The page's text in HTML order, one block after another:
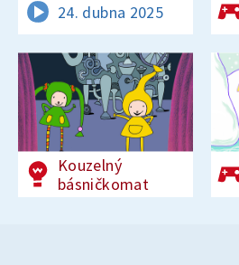
24. dubna 2025
Kouzelný
básničkomat